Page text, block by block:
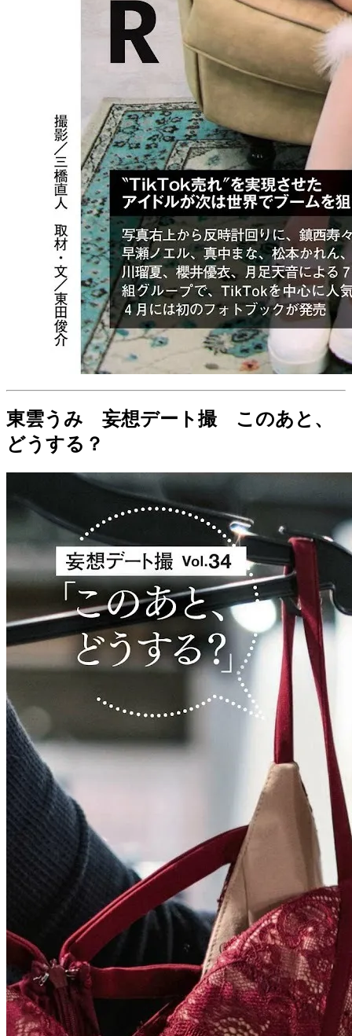
東雲うみ 妄想デート撮 このあと、
どうする？